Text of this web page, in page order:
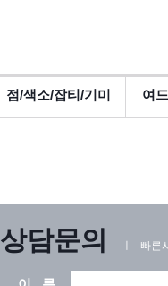
점/색소/잡티/기미 여
상담문의 ㅣ 빠른